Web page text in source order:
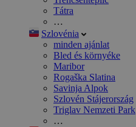
Tátra
…
Szlovénia
minden ajánlat
Bled és környéke
Maribor
Rogaška Slatina
Savinja Alpok
Szlovén Stájerország
Triglav Nemzeti Park
…